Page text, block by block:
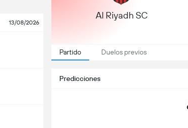
13/08/2026
Al Riyadh SC
Partido Duelos previos
Predicciones